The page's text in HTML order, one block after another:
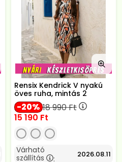
Rensix Kendrick V nyakú
öves ruha, mintás 2
20 18 990Ft
15 190 Ft
Várható
szállítás
: 2026.08.11